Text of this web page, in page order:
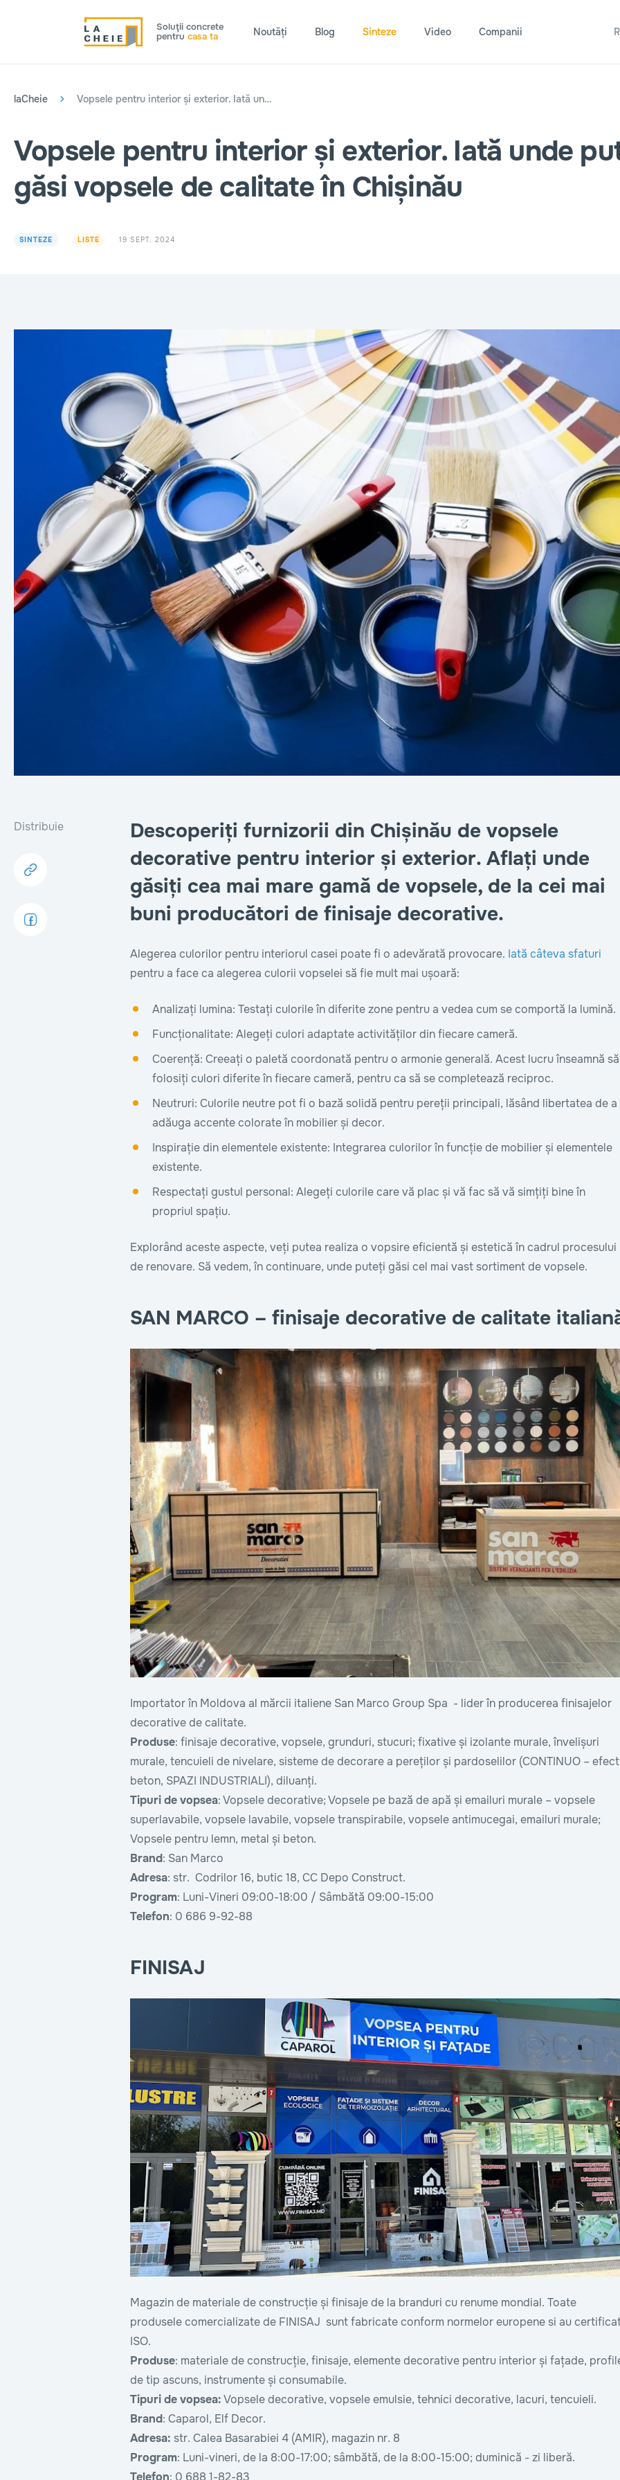
Soluţii concrete
pentru casa ta Noutăți Blog Sinteze Video Companii
laCheie Vopsele pentru interior și exterior. Iată unde puteți găsi vopsele de calitate în Chișinău
Vopsele pentru interior și exterior. Iată unde
găsi vopsele de calitate în Chișinău
SINTEZE LISTE 19 SEPT. 2024
Distribuie
Descoperiți furnizorii din Chișinău de vopsele
decorative pentru interior și exterior. Aflați unde
găsiți cea mai mare gamă de vopsele, de la cei mai
buni producători de finisaje decorative.
Alegerea culorilor pentru interiorul casei poate fi o adevărată provocare. Iată câteva sfaturi
pentru a face ca alegerea culorii vopselei să fie mult mai ușoară:
Analizați lumina: Testați culorile în diferite zone pentru a vedea cum se comportă la lumină.
Funcționalitate: Alegeți culori adaptate activităților din fiecare cameră.
Coerență: Creeați o paletă coordonată pentru o armonie generală. Acest lucru înseamnă să
folosiți culori diferite în fiecare cameră, pentru ca să se completează reciproc.
Neutruri: Culorile neutre pot fi o bază solidă pentru pereții principali, lăsând libertatea de a
adăuga accente colorate în mobilier și decor.
Inspirație din elementele existente: Integrarea culorilor în funcție de mobilier și elementele
existente.
Respectați gustul personal: Alegeți culorile care vă plac și vă fac să vă simțiți bine în
propriul spațiu.
Explorând aceste aspecte, veți putea realiza o vopsire eficientă și estetică în cadrul procesului
de renovare. Să vedem, în continuare, unde puteți găsi cel mai vast sortiment de vopsele.
SAN MARCO – finisaje decorative de calitate
Importator în Moldova al mărcii italiene San Marco Group Spa - lider în producerea finisajelor
decorative de calitate.
Produse: finisaje decorative, vopsele, grunduri, stucuri; fixative și izolante murale, învelișuri
murale, tencuieli de nivelare, sisteme de decorare a pereților și pardoselilor (CONTINUO – efect
beton, SPAZI INDUSTRIALI), diluanți.
Tipuri de vopsea: Vopsele decorative; Vopsele pe bază de apă și emailuri murale – vopsele
superlavabile, vopsele lavabile, vopsele transpirabile, vopsele antimucegai, emailuri murale;
Vopsele pentru lemn, metal și beton.
Brand: San Marco
Adresa: str. Codrilor 16, butic 18, CC Depo Construct.
Program: Luni-Vineri 09:00-18:00 / Sâmbătă 09:00-15:00
Telefon: 0 686 9-92-88
FINISAJ
Magazin de materiale de construcție și finisaje de la branduri cu renume mondial. Toate
produsele comercializate de FINISAJ sunt fabricate conform normelor europene si au
ISO.
Produse: materiale de construcție, finisaje, elemente decorative pentru interior și fațade,
de tip ascuns, instrumente și consumabile.
Tipuri de vopsea:Vopsele decorative, vopsele emulsie, tehnici decorative, lacuri, tencuieli.
Brand: Caparol, Elf Decor.
Adresa: str. Calea Basarabiei 4 (AMIR), magazin nr. 8
Program: Luni-vineri, de la 8:00-17:00; sâmbătă, de la 8:00-15:00; duminică - zi liberă.
Telefon: 0 688 1-82-83